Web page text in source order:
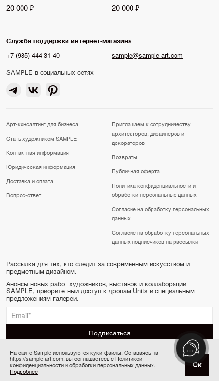
Товар отсутствует
20 000 ₽ 20 000 ₽
Служба поддержки интернет-магазина
+7 (985) 444-31-40
sample@sample-art.com
SAMPLE в социальных сетях
Арт-консалтинг для бизнеса
Стать художником SAMPLE
Контактная информация
Юридическая информация
Доставка и оплата
Вопрос-ответ
Приглашаем к сотрудничеству
архитекторов, дизайнеров и
декораторов
Возвраты
Публичная оферта
Политика конфиденциальности и
обработки персональных данных
Согласие на обработку персональных
данных
Согласие на обработку персональных
данных подписчиков на рассылки
Рассылка для тех, кто следит за современным искусством и
предметным дизайном.
Анонсы новых работ художников, выставок и коллабораций
SAMPLE, приоритетный доступ к дропам Units и специальным
предложениям галереи.
SAMPLE | Online gallery & Auction © 2022-2026
Сделано в Апривер
На сайте Sample используются куки-файлы. Оставаясь на
https://sample-art.com, вы соглашаетесь с Политикой
конфиденциальности и обработки персональных данных.
Подробнее
Ок